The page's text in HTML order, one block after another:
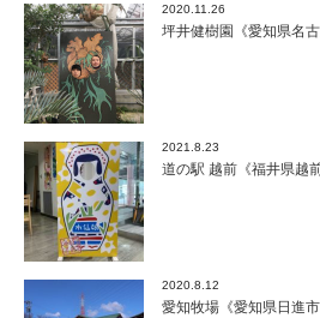
2020.11.26
坪井健樹園《愛知県名古
2021.8.23
道の駅 越前《福井県越
2020.8.12
愛知牧場《愛知県日進市